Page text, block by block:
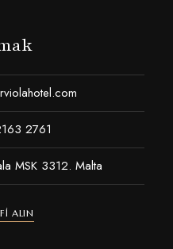
2761
MSK 3312. Malta
ALIN